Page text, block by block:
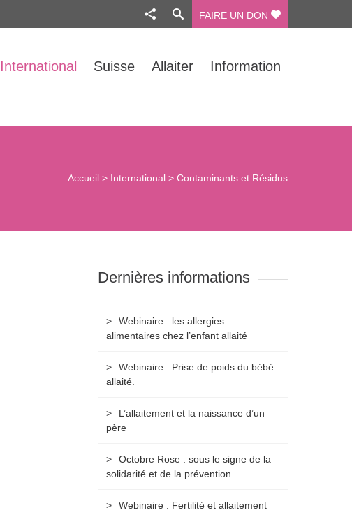
FAIRE UN DON
International Suisse Allaiter Information
Accueil > International >Contaminants et Résidus
Dernières informations
Webinaire : les allergies
alimentaires chez l’enfant allaité
Webinaire : Prise de poids du bébé
allaité.
L’allaitement et la naissance d’un
père
Octobre Rose : sous le signe de la
solidarité et de la prévention
Webinaire : Fertilité et allaitement